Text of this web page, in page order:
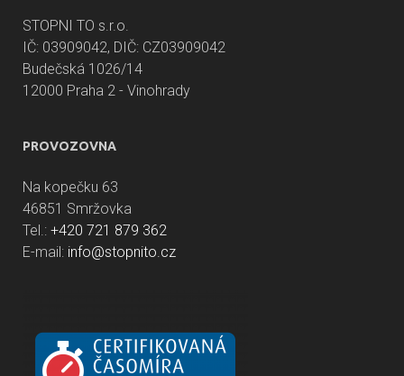
STOPNI TO s.r.o.
IČ: 03909042, DIČ: CZ03909042
Budečská 1026/14
12000 Praha 2 - Vinohrady
PROVOZOVNA
Na kopečku 63
46851 Smržovka
Tel.: +420 721 879 362
E-mail: info@stopnito.cz